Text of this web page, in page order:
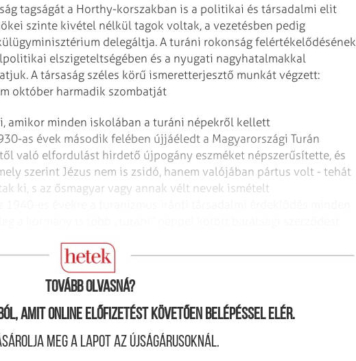
tagságát a Horthy-korszakban is a politikai és társadalmi elit
szinte kivétel nélkül tagok voltak, a vezetésben pedig
delegáltja. A turáni rokonság felértékelődésének
elszigeteltségében és a nyugati nagyhatalmakkal
A társaság széles körű ismeretterjesztő munkát végzett:
október harmadik szombatját
amikor minden iskolában a turáni népekről kellett
as évek második felében újjáéledt a Magyarországi Turán
való elfordulást hirdető újpogány eszméket népszerűsítette, és
szerint Jézus nem is zsidó, hanem valójában pártus volt - tehát
ki, s az ősmagyar vagy annak vélt nevek ismételt
története)
Tovább olvasná?
amit online előfizetést követően belépéssel elér.
meg a lapot az újságárusoknál.